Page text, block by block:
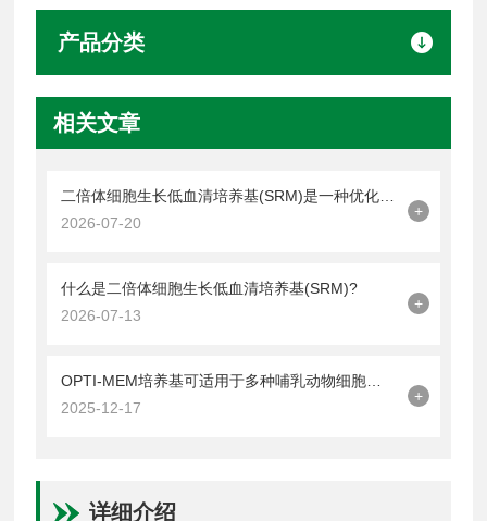
产品分类
相关文章
2026-07-20
+
什么是二倍体细胞生长低血清培养基(SRM)?
2026-07-13
+
2025-12-17
+
详细介绍